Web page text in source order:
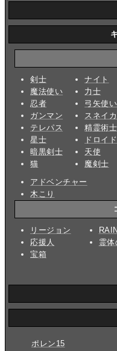
剣士
魔法使い
忍者
ガンマン
テレパス
星士
暗黒剣士
猫
ナイト
力士
弓矢使い
スネイ
精霊術士
ドロイド
天使
魔剣士
アドベンチャー
木こり
リージョン
応援人
宝箱
霊
ポレン15